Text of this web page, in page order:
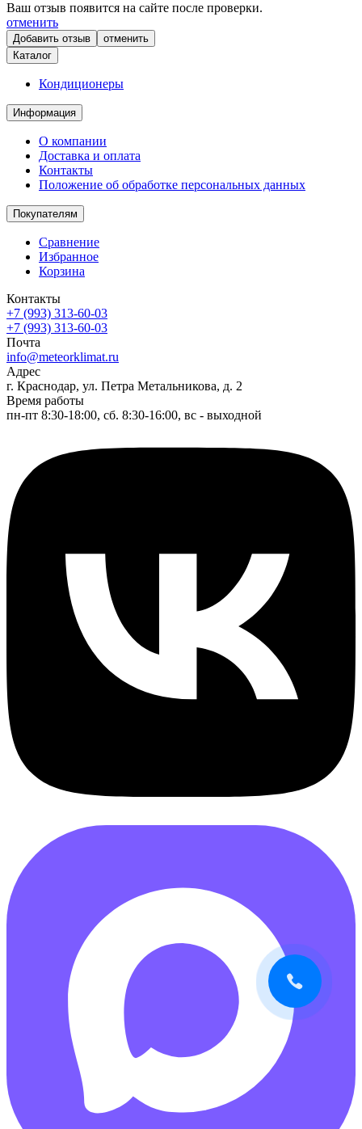
Ваш отзыв появится на сайте после проверки.
отменить
отменить
Каталог
Кондиционеры
Информация
О компании
Доставка и оплата
Контакты
Положение об обработке персональных данных
Покупателям
Сравнение
Избранное
Корзина
Контакты
+7 (993) 313-60-03
+7 (993) 313-60-03
Почта
info@meteorklimat.ru
Адрес
г. Краснодар, ул. Петра Метальникова, д. 2
Время работы
пн-пт 8:30-18:00, сб. 8:30-16:00, вс - выходной